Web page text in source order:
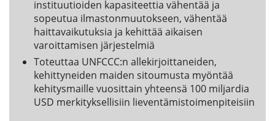
instituutioiden kapasiteettia vähentää ja
sopeutua ilmastonmuutokseen, vähentää
haittavaikutuksia ja kehittää aikaisen
varoittamisen järjestelmiä
Toteuttaa UNFCCC:n allekirjoittaneiden,
kehittyneiden maiden sitoumusta myöntää
kehitysmaille vuosittain yhteensä 100 miljardia
USD merkityksellisiin lieventämistoimenpiteisiin